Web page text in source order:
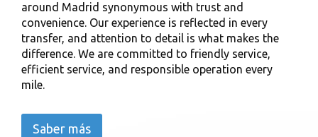
around Madrid synonymous with trust and
convenience. Our experience is reflected in every
transfer, and attention to detail is what makes the
difference. We are committed to friendly service,
efficient service, and responsible operation every
mile.
Saber más